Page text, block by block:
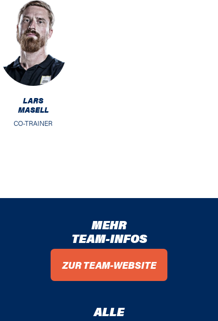
LARS
MASELL
CO-TRAINER
MEHR
TEAM-INFOS
ZUR TEAM-WEBSITE
ALLE